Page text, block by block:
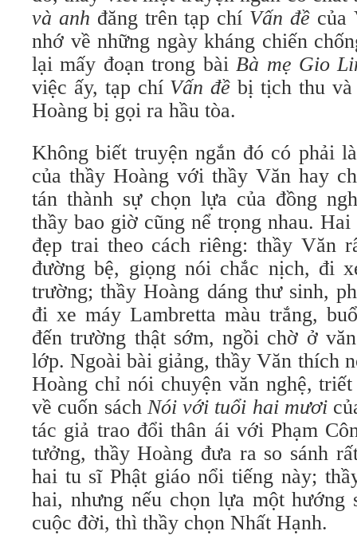
và anh đăng trên tạp chí Vấn đềcủa
nhớ về những ngày kháng chiến
lại mấy đoạn trong bàiBà mẹ Gio
việc ấy, tạp chí Vấn đề bị tịch thu và
Hoàng bị gọi ra hầu tòa.
Không biết truyện ngắn đó có phải
của thầy Hoàng với thầy Văn hay
tán thành sự chọn lựa của đồng
thầy bao giờ cũng nể trọng nhau.
đẹp trai theo cách riêng: thầy Văn
đường bệ, giọng nói chắc nịch, đi
trường; thầy Hoàng dáng thư sinh,
đi xe máy Lambretta màu trắng,
đến trường thật sớm, ngồi chờ ở
lớp. Ngoài bài giảng, thầy Văn thích
Hoàng chỉ nói chuyện văn nghệ,
về cuốn sách Nói với tuổi hai mươi
tác giả trao đổi thân ái với Phạm
tưởng, thầy Hoàng đưa ra so sánh
hai tu sĩ Phật giáo nổi tiếng này;
hai, nhưng nếu chọn lựa một
cuộc đời, thì thầy chọn Nhất Hạnh.